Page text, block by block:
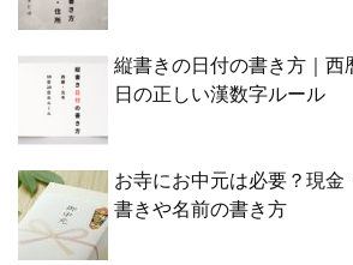
縦書きの日付の書き方｜西
日の正しい漢数字ルール
お寺にお中元は必要？現金
書きや名前の書き方